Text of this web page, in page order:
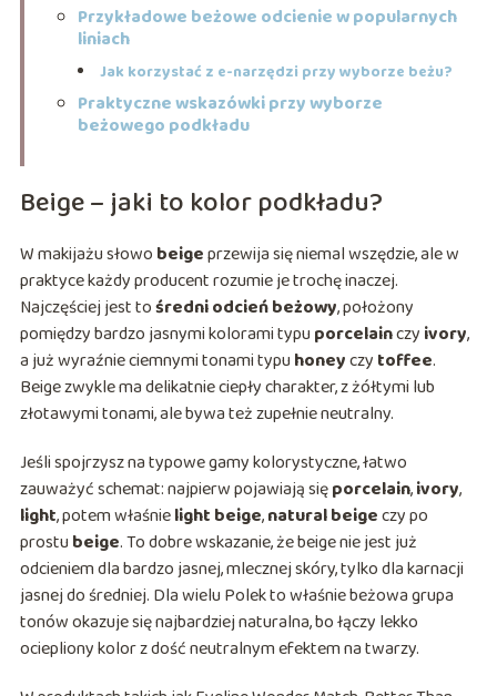
Przykładowe beżowe odcienie w popularnych
liniach
Jak korzystać z e-narzędzi przy wyborze beżu?
Praktyczne wskazówki przy wyborze
beżowego podkładu
Beige – jaki to kolor podkładu?
W makijażu słowo beigeprzewija się niemal wszędzie, ale w
praktyce każdy producent rozumie je trochę inaczej.
Najczęściej jest tośredni odcień beżowy, położony
pomiędzy bardzo jasnymi kolorami typuporcelainczy ivory,
a już wyraźnie ciemnymi tonami typuhoneyczy toffee.
Beige zwykle ma delikatnie ciepły charakter, z żółtymi lub
złotawymi tonami, ale bywa też zupełnie neutralny.
Jeśli spojrzysz na typowe gamy kolorystyczne, łatwo
zauważyć schemat: najpierw pojawiają sięporcelain,ivory,
light, potem właśnielight beige,natural beigeczy po
prostubeige. To dobre wskazanie, że beige nie jest już
odcieniem dla bardzo jasnej, mlecznej skóry, tylko dla karnacji
jasnej do średniej. Dla wielu Polek to właśnie beżowa grupa
tonów okazuje się najbardziej naturalna, bo łączy lekko
ociepliony kolor z dość neutralnym efektem na twarzy.